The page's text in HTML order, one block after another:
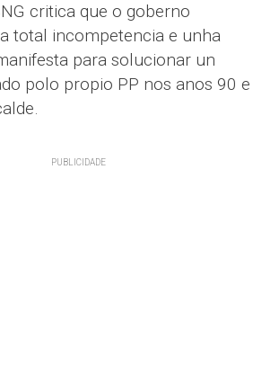
critica que o goberno
total incompetencia e unha
para solucionar un
polo propio PP nos anos 90 e